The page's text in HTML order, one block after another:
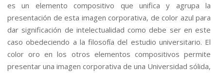
es un elemento compositivo que unifica y agrupa la
presentación de esta imagen corporativa, de color azul para
dar significación de intelectualidad como debe ser en este
caso obedeciendo a la filosofía del estudio universitario. El
color oro en los otros elementos compositivos permite
presentar una imagen corporativa de una Universidad sólida,